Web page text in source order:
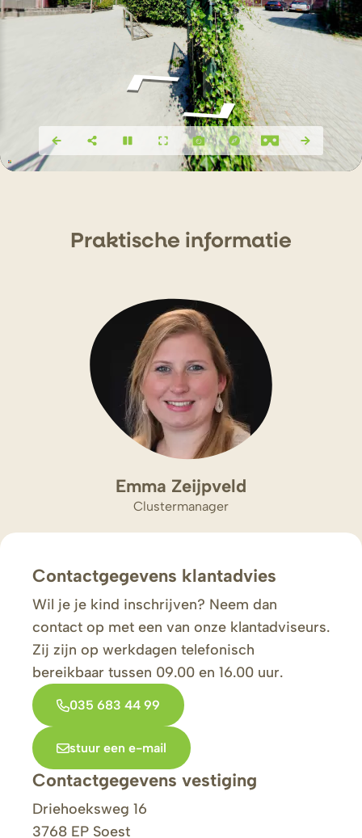
Praktische informatie
Emma Zeijpveld
Clustermanager
Contactgegevens klantadvies
Wil je je kind inschrijven? Neem dan
contact op met een van onze klantadviseurs.
Zij zijn op werkdagen telefonisch
bereikbaar tussen 09.00 en 16.00 uur.
035 683 44 99
stuur een e-mail
Contactgegevens vestiging
Driehoeksweg 16
3768 EP Soest